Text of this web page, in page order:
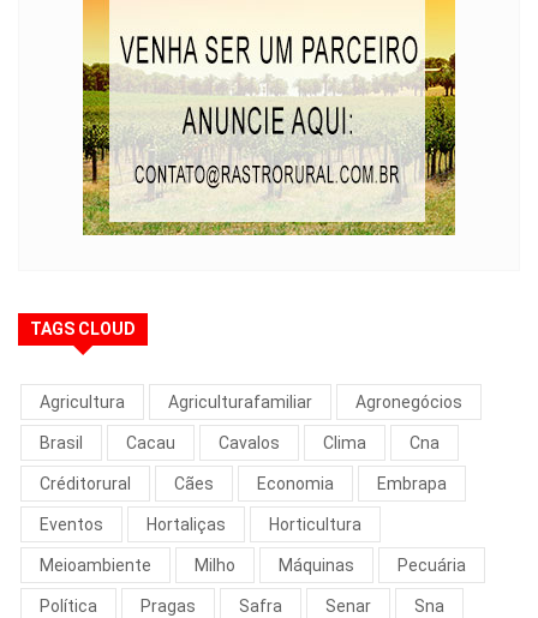
TAGS CLOUD
Agricultura Agriculturafamiliar Agronegócios
Brasil Cacau Cavalos Clima Cna
Créditorural Cães Economia Embrapa
Eventos Hortaliças Horticultura
Meioambiente Milho Máquinas Pecuária
Política Pragas Safra Senar Sna